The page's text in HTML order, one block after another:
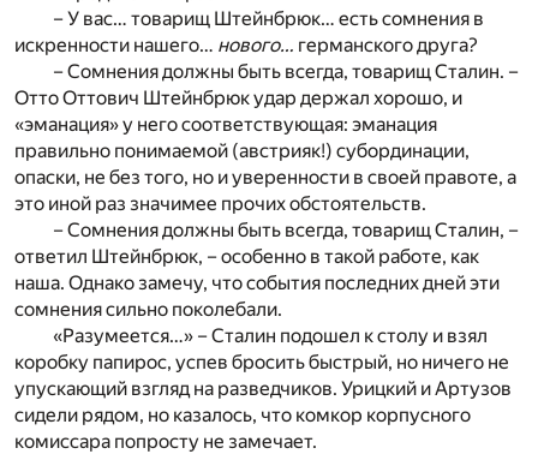
– У вас… товарищ Штейнбрюк… есть сомнения в
искренности нашего… нового… германского друга?
– Сомнения должны быть всегда, товарищ Сталин. –
Отто Оттович Штейнбрюк удар держал хорошо, и
«эманация» у него соответствующая: эманация
правильно понимаемой (австрияк!) субординации,
опаски, не без того, но и уверенности в своей правоте, а
это иной раз значимее прочих обстоятельств.
– Сомнения должны быть всегда, товарищ Сталин, –
ответил Штейнбрюк, – особенно в такой работе, как
наша. Однако замечу, что события последних дней эти
сомнения сильно поколебали.
«Разумеется…» – Сталин подошел к столу и взял
коробку папирос, успев бросить быстрый, но ничего не
упускающий взгляд на разведчиков. Урицкий и Артузов
сидели рядом, но казалось, что комкор корпусного
комиссара попросту не замечает.